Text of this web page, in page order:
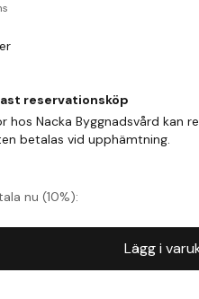
reservationsköp
hos Nacka Byggnadsvård kan
betalas vid upphämtning.
nu (10%):
Lägg i